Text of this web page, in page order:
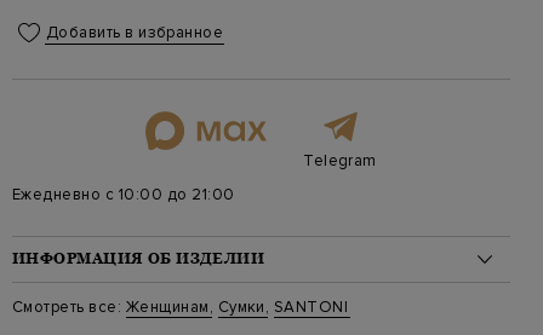
Добавить в избранное
Telegram
Ежедневно с 10:00 до 21:00
ИНФОРМАЦИЯ ОБ ИЗДЕЛИИ
Материал: кожа 100%
Стиль: Сумки-тоут
Смотреть все: Женщинам, Сумки, SANTONI